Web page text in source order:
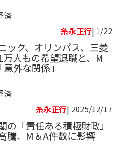
済
糸永正行| 1/22
ック、オリンパス、三菱
人もの希望退職と、M
意外な関係」
済
糸永正行| 2025/12/17
の「責任ある積極財政」
騰、M＆A件数に影響